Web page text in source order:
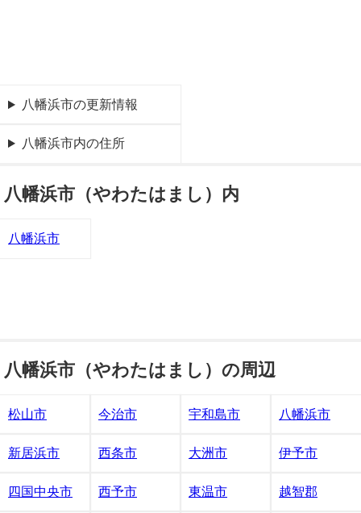
八幡浜市の更新情報
八幡浜市内の住所
八幡浜市（やわたはまし）内
八幡浜市
八幡浜市（やわたはまし）の周辺
松山市 今治市 宇和島市 八幡浜市
新居浜市 西条市 大洲市 伊予市
四国中央市 西予市 東温市 越智郡